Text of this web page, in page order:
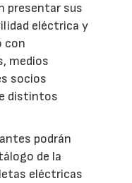
presentar sus
eléctrica y
con
medios
socios
distintos
podrán
de la
eléctricas